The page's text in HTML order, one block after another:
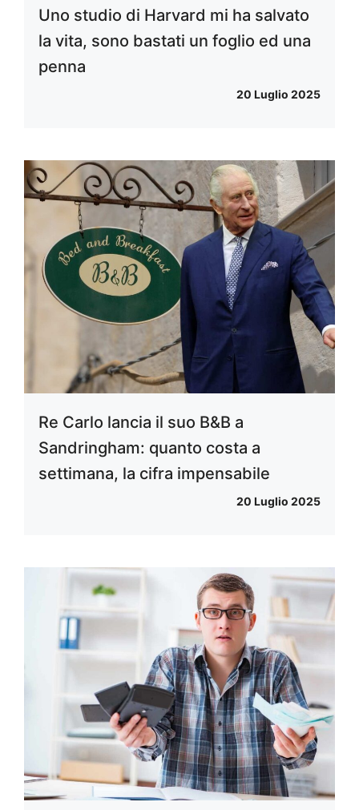
Uno studio di Harvard mi ha salvato
la vita, sono bastati un foglio ed una
penna
20 Luglio 2025
Re Carlo lancia il suo B&B a
Sandringham: quanto costa a
settimana, la cifra impensabile
20 Luglio 2025